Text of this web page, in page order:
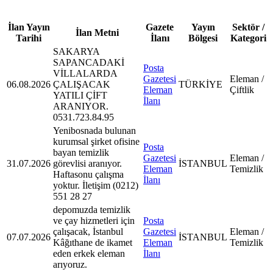
İlan Yayın
Tarihi
İlan Metni
Gazete
İlanı
Yayın
Bölgesi
Sektör /
Kategori
06.08.2026
SAKARYA
SAPANCADAKİ
VİLLALARDA
ÇALIŞACAK
YATILI ÇİFT
ARANIYOR.
0531.723.84.95
Posta
Gazetesi
Eleman
İlanı
TÜRKİYE
Eleman /
Çiftlik
31.07.2026
Yenibosnada bulunan
kurumsal şirket ofisine
bayan temizlik
görevlisi aranıyor.
Haftasonu çalışma
yoktur. İletişim (0212)
551 28 27
Posta
Gazetesi
Eleman
İlanı
İSTANBUL
Eleman /
Temizlik
07.07.2026
depomuzda temizlik
ve çay hizmetleri için
çalışacak, İstanbul
Kâğıthane de ikamet
eden erkek eleman
arıyoruz.
Posta
Gazetesi
Eleman
İlanı
İSTANBUL
Eleman /
Temizlik